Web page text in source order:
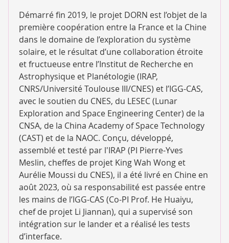
Démarré fin 2019, le projet DORN est l’objet de la
première coopération entre la France et la Chine
dans le domaine de l’exploration du système
solaire, et le résultat d’une collaboration étroite
et fructueuse entre l’Institut de Recherche en
Astrophysique et Planétologie (IRAP,
CNRS/Université Toulouse III/CNES) et l’IGG-CAS,
avec le soutien du CNES, du LESEC (Lunar
Exploration and Space Engineering Center) de la
CNSA, de la China Academy of Space Technology
(CAST) et de la NAOC. Conçu, développé,
assemblé et testé par l'IRAP (PI Pierre-Yves
Meslin, cheffes de projet King Wah Wong et
Aurélie Moussi du CNES), il a été livré en Chine en
août 2023, où sa responsabilité est passée entre
les mains de l’IGG-CAS (Co-PI Prof. He Huaiyu,
chef de projet Li Jiannan), qui a supervisé son
intégration sur le lander et a réalisé les tests
d’interface.